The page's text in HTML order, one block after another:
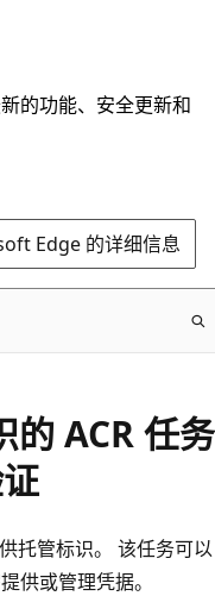
的功能、安全更新和
Edge 的详细信息
ACR 任务
托管标识。 该任务可以
供或管理凭据。